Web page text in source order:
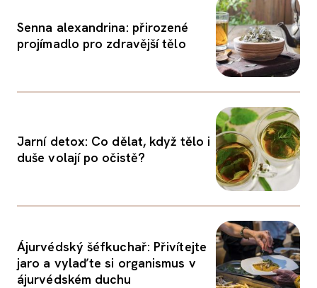
Senna alexandrina: přirozené
projímadlo pro zdravější tělo
Jarní detox: Co dělat, když tělo i
duše volají po očistě?
Ájurvédský šéfkuchař: Přivítejte
jaro a vylaďte si organismus v
ájurvédském duchu